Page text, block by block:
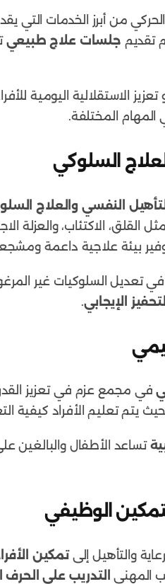
من أبرز الخدمات
تقديم جلسات علاج طبيعي
الاستقلالية اليومية
المهام المختلفة.
التأهيل النفسي والعلاج
القلق، الاكتئاب،
بيئة علاجية داعمة
تعديل السلوكيات غير
التحفيز الإيجابي.
في مجمع عزم في تعزيز
يتم تعليم الأفراد كيفية
تساعد الأطفال والبالغين
والتأهيل إلىتمكين
المهني التدريب على الحرف